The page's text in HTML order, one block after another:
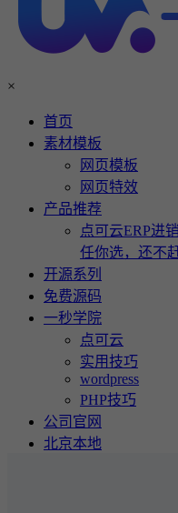
×
首页
素材模板
网页模板
网页特效
产品推荐
点可云ERP进
任你选，还不
开源系列
免费源码
一秒学院
点可云
实用技巧
wordpress
PHP技巧
公司官网
北京本地